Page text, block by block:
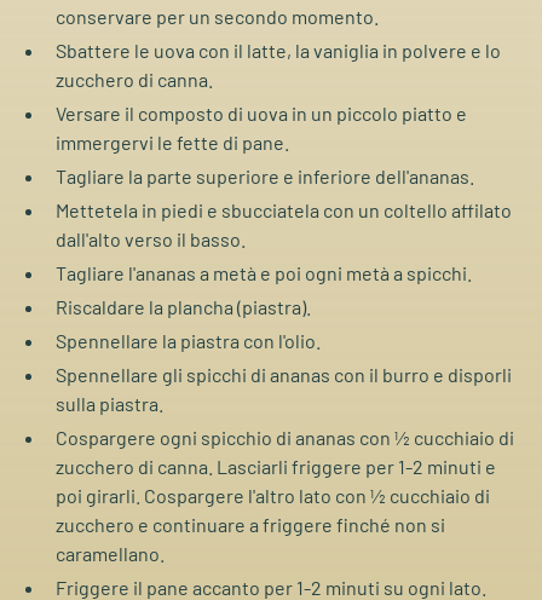
conservare per un secondo momento.
Sbattere le uova con il latte, la vaniglia in polvere e lo
zucchero di canna.
Versare il composto di uova in un piccolo piatto e
immergervi le fette di pane.
Tagliare la parte superiore e inferiore dell'ananas.
Mettetela in piedi e sbucciatela con un coltello affilato
dall'alto verso il basso.
Tagliare l'ananas a metà e poi ogni metà a spicchi.
Riscaldare la plancha (piastra).
Spennellare la piastra con l'olio.
Spennellare gli spicchi di ananas con il burro e disporli
sulla piastra.
Cospargere ogni spicchio di ananas con ½ cucchiaio di
zucchero di canna. Lasciarli friggere per 1-2 minuti e
poi girarli. Cospargere l'altro lato con ½ cucchiaio di
zucchero e continuare a friggere finché non si
caramellano.
Friggere il pane accanto per 1-2 minuti su ogni lato.